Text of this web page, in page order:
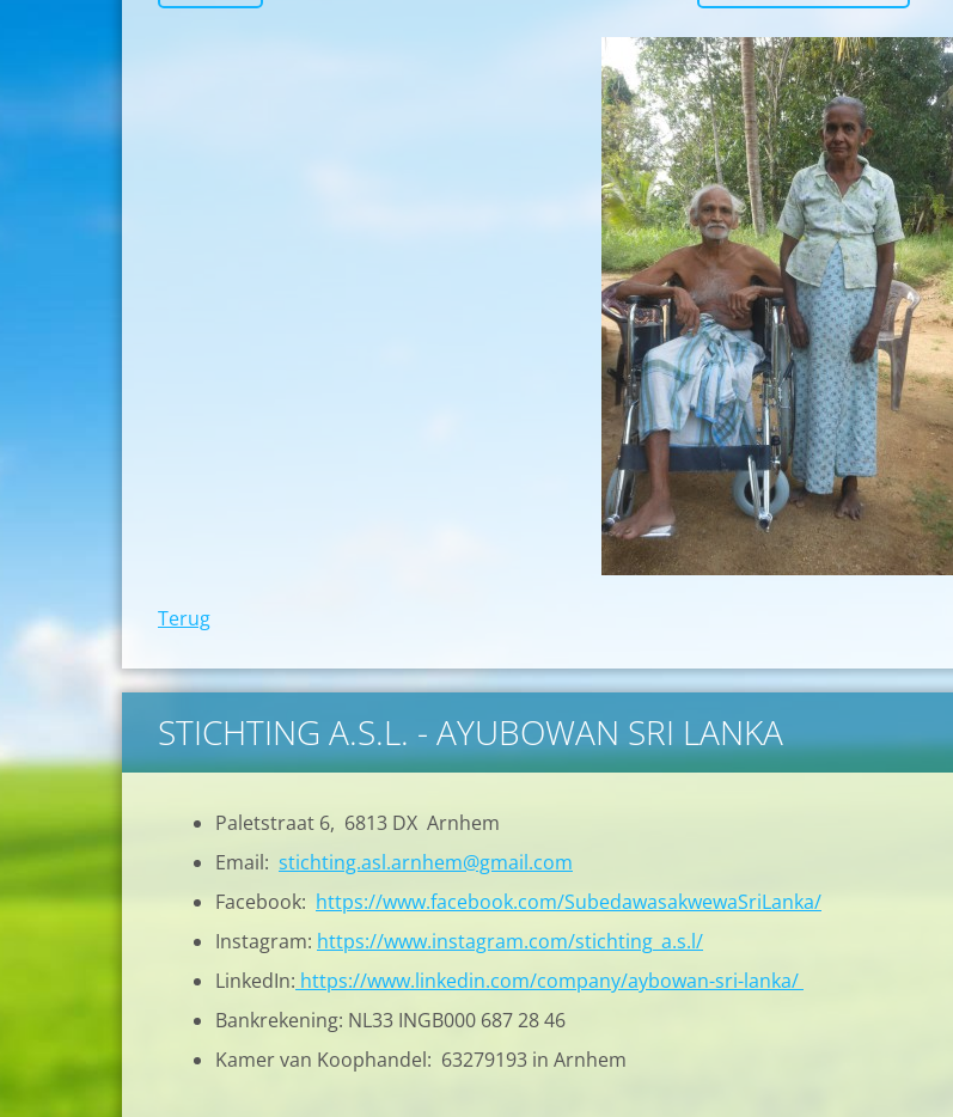
Terug
STICHTING A.S.L. - AYUBOWAN SRI LANKA
Paletstraat 6, 6813 DX Arnhem
Email: stichting.asl.arnhem@gmail.com
Facebook: https://www.facebook.com/SubedawasakwewaSriLanka/
Instagram: https://www.instagram.com/stichting_a.s.l/
LinkedIn: https://www.linkedin.com/company/aybowan-sri-lanka/
Bankrekening: NL33 INGB000 687 28 46
Kamer van Koophandel: 63279193 in Arnhem